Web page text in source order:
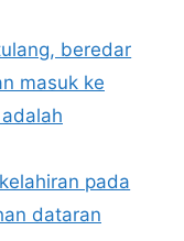
beredar
masuk ke
pada
dataran